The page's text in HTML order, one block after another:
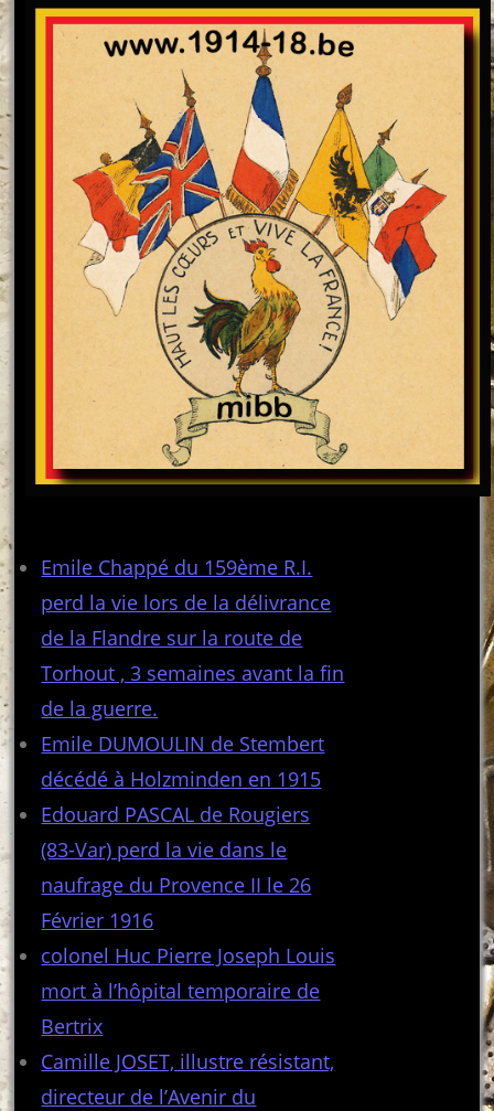
Emile Chappé du 159ème R.I.
perd la vie lors de la délivrance
de la Flandre sur la route de
Torhout , 3 semaines avant la fin
de la guerre.
Emile DUMOULIN de Stembert
décédé à Holzminden en 1915
Edouard PASCAL de Rougiers
(83-Var) perd la vie dans le
naufrage du Provence II le 26
Février 1916
colonel Huc Pierre Joseph Louis
mort à l’hôpital temporaire de
Bertrix
Camille JOSET, illustre résistant,
directeur de l’Avenir du